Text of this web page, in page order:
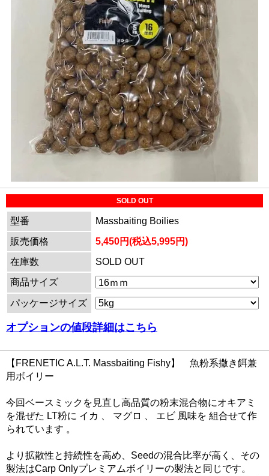
SOLD OUT
型番
Massbaiting Boilies
販売価格
5,450円(税込5,995円)
在庫数
SOLD OUT
商品サイズ
パッケージサイズ
オプションの値段詳細はこちら
【FRENETIC A.L.T. Massbaiting Fishy】 魚粉系撒き餌兼
用ボイリー
今回ベースミックを見直し高品質の粉末混合物にオキアミ
を混ぜた LT粉に イカ 、 マグロ 、 エビ 風味を 組合せて作
られています 。
より拡散性と持続性を高め、Seedの混合比率が高く、その
製法はCarp Onlyプレミアムボイリーの製法と同じです。